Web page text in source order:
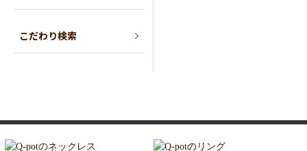
こだわり検索